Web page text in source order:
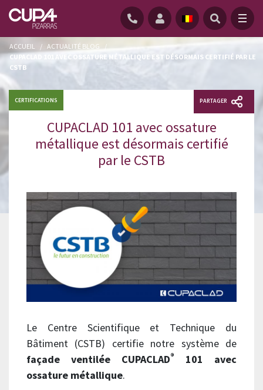
ACCUEIL / ACTUALITÉ BLOG
/
CUPACLAD 101 AVEC OSSATURE MÉTALLIQUE EST DÉSORMAIS CERTIFIÉ PAR LE
CSTB
CERTIFICATIONS PARTAGER
CUPACLAD 101 avec ossature
métallique est désormais certifié
par le CSTB
Le Centre Scientifique et Technique du
Bâtiment (CSTB) certifie notre système de
façade ventilée CUPACLAD®
101 avec
ossature métallique.